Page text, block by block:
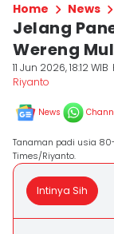
Home News
Jelang
Wereng
11 Jun 2026, 18:12 WIB
Riyanto
News
Tanaman padi usia
Times/Riyanto.
Intinya Sih